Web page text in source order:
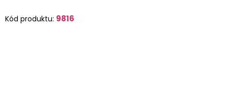
Kód produktu: 9816